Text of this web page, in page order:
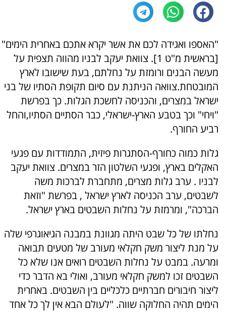
"האספו ואגידה לכם את אשר יקרא אתכם באחרית הימים"
[בראשית מ"ט 1]. צוואת יעקב לבניו מהווה תצפית על
מעשה הבנים ורומזת על נחלתם, בעת שישובו לארץ
המובטחת.צוואה הניתנת עם סיום תקופת הסתיו של בני
ישראל במצרים, והכניסה לחשכת הגלות. כך בפרשת
"ויחי" וכך בטבע הארץ-ישראלי, כבר הסתיים הסתיו,והחל
רביע החורף.
גלות כמוה כחורף-הסתגרות פיזית, התמודדות עם פגעי
האקלים בארץ, ופגעי השלטון הזר במצרים. צוואת יעקב
לבניו . ערב גלות מצרים, מתחברת לברכות משה
לשבטים, ערב הכניסה לארץ ישראל , בפרשת "וזאת
הברכה", ומרמזת על נחלות השבטים בארץ ישראל.
נחלתו של כל שבט היתה מגוונת במבנה הגיאוגרפי שלה
על מנת ליצור משק חקלאי מעורב של מטעים תבואה
ומרעה. במבט על נחלות השבטים רואים אנו שלא כל
השבטים זכו למשק חקלאי מעורב, ואולי בא הדבר כדי
ליצור חיבורים חברתיים כלכליים בין השבטים. באחרית
הימים תהיה החלוקה שווה. "לעולם הבא אין לך כל אחד